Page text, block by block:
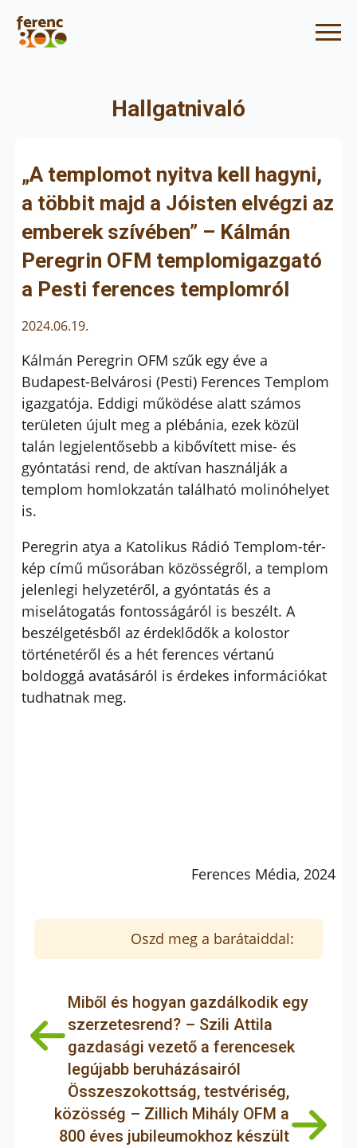
Hallgatnivaló
„A templomot nyitva kell hagyni,
a többit majd a Jóisten elvégzi az
emberek szívében” – Kálmán
Peregrin OFM templomigazgató
a Pesti ferences templomról
2024.06.19.
Kálmán Peregrin OFM szűk egy éve a
Budapest-Belvárosi (Pesti) Ferences Templom
igazgatója. Eddigi működése alatt számos
területen újult meg a plébánia, ezek közül
talán legjelentősebb a kibővített mise- és
gyóntatási rend, de aktívan használják a
templom homlokzatán található molinóhelyet
is.
Peregrin atya a Katolikus Rádió Templom-tér-
kép című műsorában közösségről, a templom
jelenlegi helyzetéről, a gyóntatás és a
miselátogatás fontosságáról is beszélt. A
beszélgetésből az érdeklődők a kolostor
történetéről és a hét ferences vértanú
boldoggá avatásáról is érdekes információkat
tudhatnak meg.
Ferences Média, 2024
Oszd meg a barátaiddal:
Miből és hogyan gazdálkodik egy
szerzetesrend? – Szili Attila
gazdasági vezető a ferencesek
legújabb beruházásairól
Összeszokottság, testvériség,
közösség – Zillich Mihály OFM a
800 éves jubileumokhoz készült